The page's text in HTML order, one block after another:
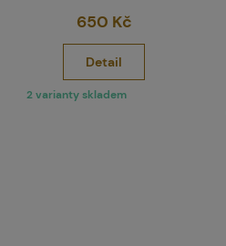
650 Kč
Detail
2 varianty skladem